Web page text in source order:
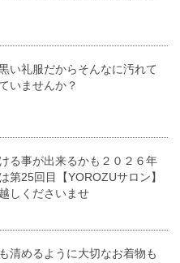
い礼服だからそんなに汚れて
いませんか？
る事が出来るかも２０２６年
第25回目【YOROZUサロン】
しくださいませ
清めるように大切なお着物も